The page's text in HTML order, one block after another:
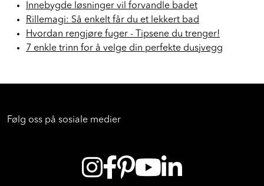
Innebygde løsninger vil forvandle badet
Rillemagi: Så enkelt får du et lekkert bad
Hvordan rengjøre fuger - Tipsene du trenger!
7 enkle trinn for å velge din perfekte dusjvegg
Følg oss på sosiale medier